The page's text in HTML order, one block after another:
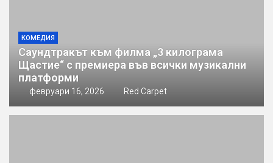
КОМЕДИЯ
Саундтракът към филма „3 килограма
Щастие“ с премиера във всички музикални
платформи
февруари 16, 2026 Red Carpet